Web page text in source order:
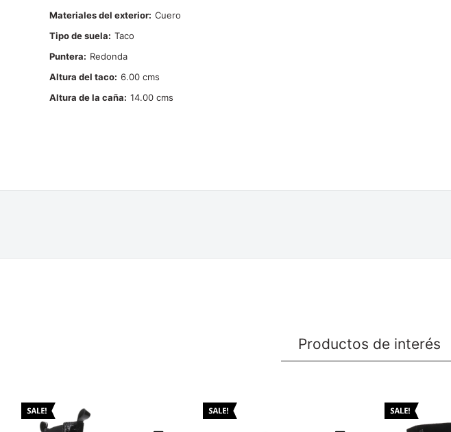
Materiales del exterior Cuero
Tipo de suela
Taco
Puntera
Redonda
Altura del taco 6.00
Altura de la caña
14.00
Productos de interés